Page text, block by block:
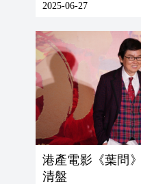
2025-06-27
港產電影《葉問
清盤